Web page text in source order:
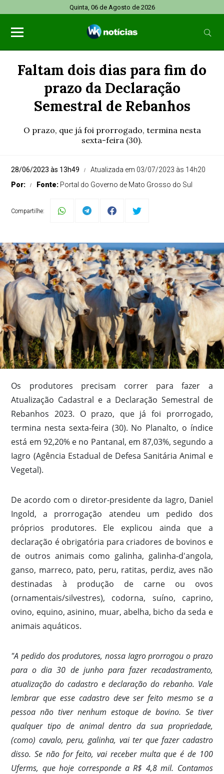
Quinta, 06 de Agosto de 2026
Faltam dois dias para fim do
prazo da Declaração
Semestral de Rebanhos
O prazo, que já foi prorrogado, termina nesta
sexta-feira (30).
28/06/2023 às 13h49
Atualizada em 03/07/2023 às 14h20
Por:
Fonte: Portal do Governo de Mato Grosso do Sul
Compartilhe:
Os produtores precisam correr para fazer a
Atualização Cadastral e a Declaração Semestral de
Rebanhos 2023. O prazo, que já foi prorrogado,
termina nesta sexta-feira (30). No Planalto, o índice
está em 92,20% e no Pantanal, em 87,03%, segundo a
Iagro (Agência Estadual de Defesa Sanitária Animal e
Vegetal).
De acordo com o diretor-presidente da Iagro, Daniel
Ingold, a prorrogação atendeu um pedido dos
próprios produtores. Ele explicou ainda que a
declaração é obrigatória para criadores de bovinos e
de outros animais como galinha, galinha-d'angola,
ganso, marreco, pato, peru, ratitas, perdiz, aves não
destinadas à produção de carne ou ovos
(ornamentais/silvestres), codorna, suíno, caprino,
ovino, equino, asinino, muar, abelha, bicho da seda e
animais aquáticos.
"A pedido dos produtores, nossa Iagro prorrogou o prazo
para o dia 30 de junho para fazer recadastramento,
atualização do cadastro e declaração do rebanho. Vale
lembrar que esse cadastro deve ser feito mesmo se a
pessoa não tiver nenhum estoque de bovino. Se tiver
qualquer tipo de animal dentro da sua propriedade,
(como) cavalo, peru, galinha, vai ter que fazer cadastro
disso. Se não for feito, vai receber multa que é de 100
Uferms, que hoje corresponde a R$ 4,8 mil. Contamos